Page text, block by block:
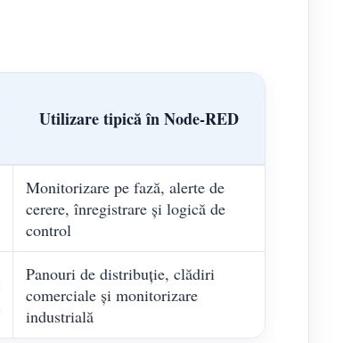
Utilizare tipică în Node-RED
Monitorizare pe fază, alerte de
cerere, înregistrare și logică de
control
Panouri de distribuție, clădiri
comerciale și monitorizare
industrială